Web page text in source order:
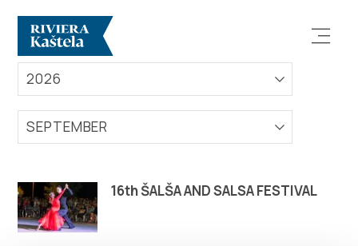
Explore
Destination
EVENTS
2026
SEPTEMBER
16th ŠALŠA AND SALSA FESTIVAL